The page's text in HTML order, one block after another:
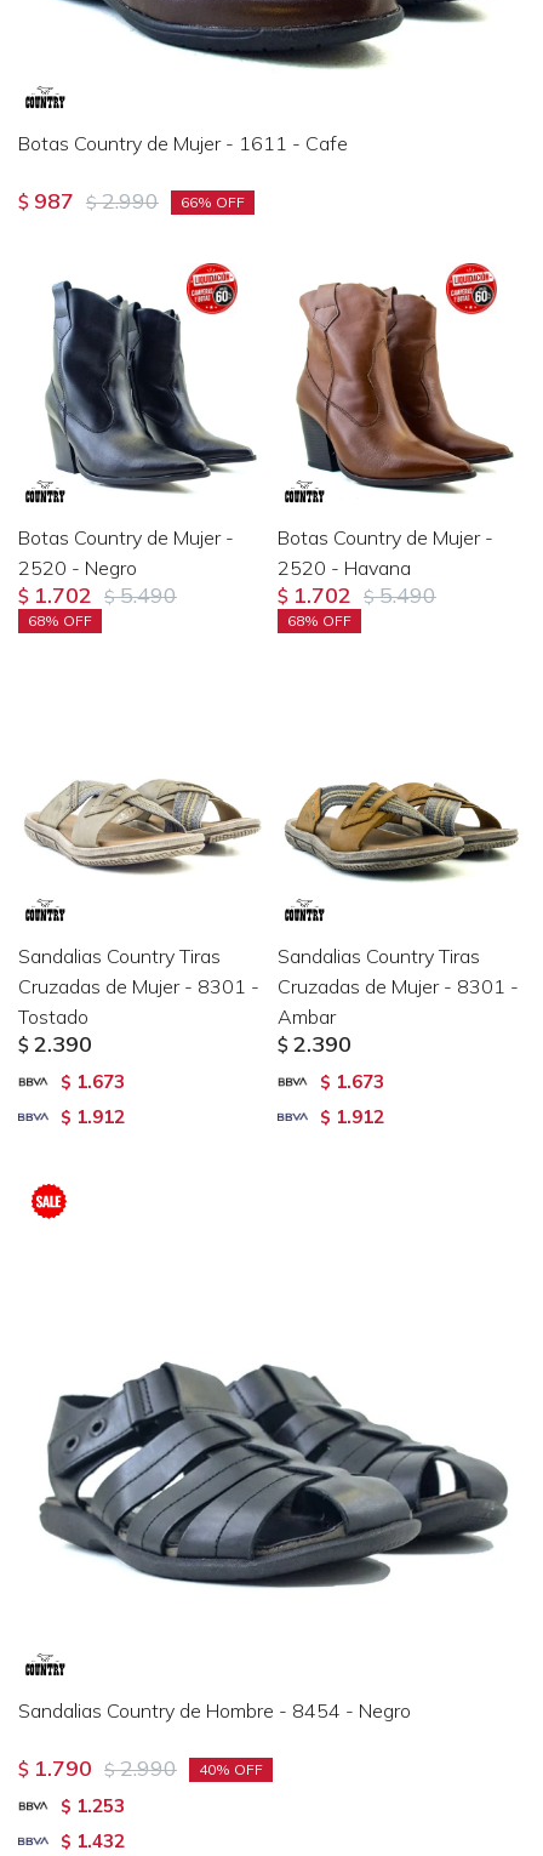
Botas Country de Mujer - 1611 - Cafe
$ 987 $ 2.990 66
Botas Country de Mujer -
2520 - Negro
$ 1.702 $ 5.490
68
Botas Country de Mujer -
2520 - Havana
$ 1.702 $ 5.490
68
Sandalias Country Tiras
Cruzadas de Mujer - 8301 -
Tostado
$ 2.390
$ 1.673
$ 1.912
Sandalias Country Tiras
Cruzadas de Mujer - 8301 -
Ambar
$ 2.390
$ 1.673
$ 1.912
Sandalias Country de Hombre - 8454 - Negro
$ 1.790 $ 2.990 40
$ 1.253
$ 1.432